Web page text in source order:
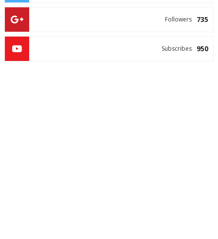
735
Followers
950
Subscribes